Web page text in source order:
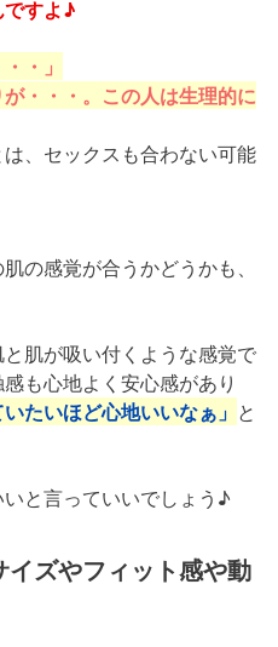
ですよ♪
・」
・・・。この人は生理的に
、セックスも合わない可能
の感覚が合うかどうかも、
肌が吸い付くような感覚で
も心地よく安心感があり
たいほど心地いいなぁ」 と
と言っていいでしょう♪
ズやフィット感や動